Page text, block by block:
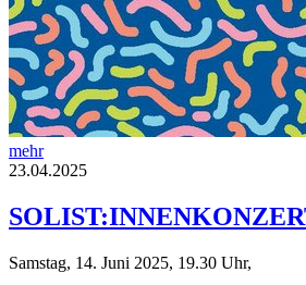
mehr
23.04.2025
Samstag, 14. Juni 2025, 19.30 Uhr,